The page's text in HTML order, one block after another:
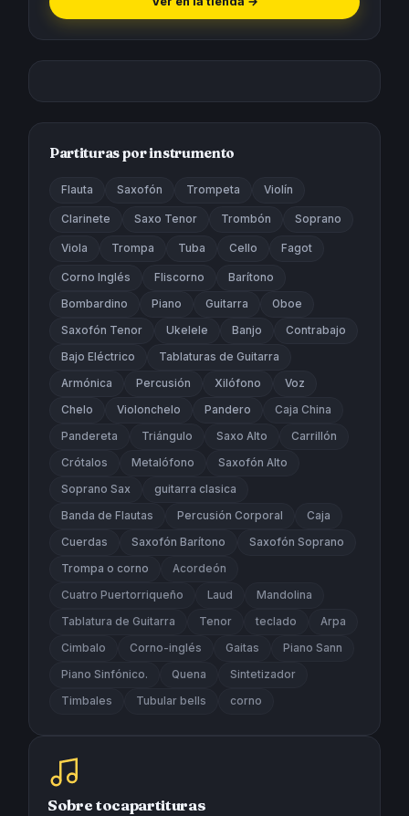
Partituras por instrumento
Flauta Saxofón Trompeta Violín
Clarinete Saxo Tenor Trombón Soprano
Viola Trompa Tuba Cello Fagot
Corno Inglés Fliscorno Barítono
Bombardino Piano Guitarra Oboe
Saxofón Tenor Ukelele Banjo Contrabajo
Bajo Eléctrico Tablaturas de Guitarra
Armónica Percusión Xilófono Voz
Chelo Violonchelo Pandero Caja China
Pandereta Triángulo Saxo Alto Carrillón
Crótalos Metalófono Saxofón Alto
Soprano Sax guitarra clasica
Banda de Flautas Percusión Corporal Caja
Cuerdas Saxofón Barítono Saxofón Soprano
Trompa o corno Acordeón
Cuatro Puertorriqueño Laud Mandolina
Tablatura de Guitarra Tenor teclado Arpa
Cimbalo Corno-inglés Gaitas Piano Sann
Piano Sinfónico. Quena Sintetizador
Timbales Tubular bells corno
Sobre tocapartituras